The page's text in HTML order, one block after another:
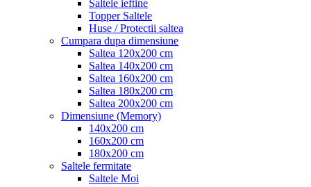
Saltele ieftine
Topper Saltele
Huse / Protectii saltea
Cumpara dupa dimensiune
Saltea 120x200 cm
Saltea 140x200 cm
Saltea 160x200 cm
Saltea 180x200 cm
Saltea 200x200 cm
Dimensiune (Memory)
140x200 cm
160x200 cm
180x200 cm
Saltele fermitate
Saltele Moi